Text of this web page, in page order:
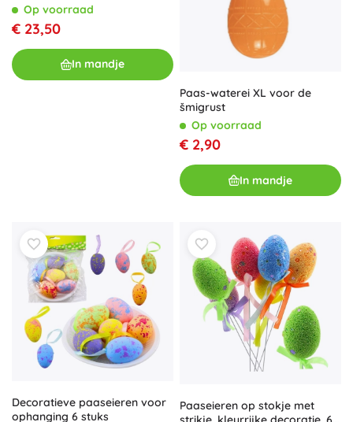
Op voorraad
€ 23,50
In mandje
Paas-waterei XL voor de
šmigrust
Op voorraad
€ 2,90
In mandje
Decoratieve paaseieren voor
ophanging 6 stuks
Paaseieren op stokje met